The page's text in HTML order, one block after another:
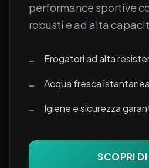
performance sportive
robusti e ad alta
– Erogatori ad alta
– Acqua fresca istantanea
– Igiene e sicurezza
SCOPRI DI